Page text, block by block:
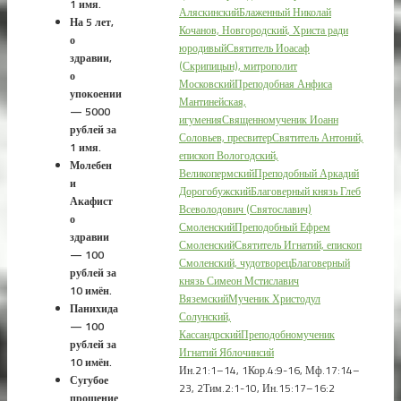
1 имя.
На 5 лет,
о
здравии,
о
упокоении
— 5000
рублей за
1 имя.
Молебен
и
Акафист
о
здравии
— 100
рублей за
10 имён.
Панихида
— 100
рублей за
10 имён.
Сугубое
АляскинскийБлаженный Николай
Кочанов, Новгородский, Христа ради
юродивыйСвятитель Иоасаф
(Скрипицын), митрополит
МосковскийПреподобная Анфиса
Мантинейская,
игуменияСвященномученик Иоанн
Соловьев, пресвитерСвятитель Антоний,
епископ Вологодский,
ВеликопермскийПреподобный Аркадий
ДорогобужскийБлаговерный князь Глеб
Всеволодович (Святославич)
СмоленскийПреподобный Ефрем
СмоленскийСвятитель Игнатий, епископ
Смоленский, чудотворецБлаговерный
князь Симеон Мстиславич
ВяземскийМученик Христодул
Солунский,
КассандрскийПреподобномученик
Игнатий Яблочинсий
Ин.21:1–14, 1Кор.4:9-16, Мф.17:14–
23, 2Тим.2:1-10, Ин.15:17–16:2